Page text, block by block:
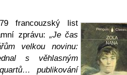
francouzský list
zprávu: „Je čas
velkou novinu:
s věhlasným
publikování